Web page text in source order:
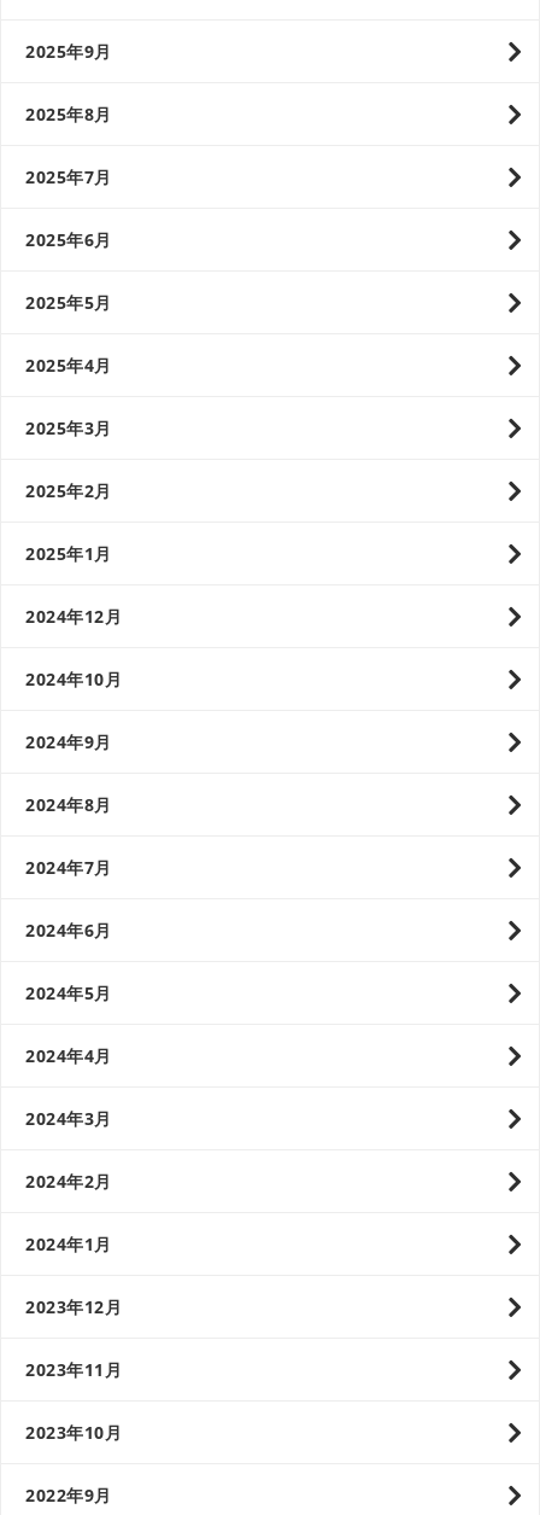
2025年9月
2025年8月
2025年7月
2025年6月
2025年5月
2025年4月
2025年3月
2025年2月
2025年1月
2024年12月
2024年10月
2024年9月
2024年8月
2024年7月
2024年6月
2024年5月
2024年4月
2024年3月
2024年2月
2024年1月
2023年12月
2023年11月
2023年10月
2022年9月